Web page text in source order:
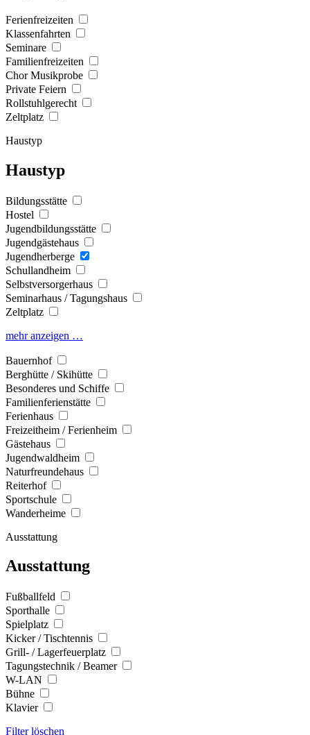
Ferienfreizeiten
Klassenfahrten
Seminare
Familienfreizeiten
Chor Musikprobe
Private Feiern
Rollstuhlgerecht
Zeltplatz
Haustyp
Haustyp
Bildungsstätte
Hostel
Jugendbildungsstätte
Jugendgästehaus
Jugendherberge
Schullandheim
Selbstversorgerhaus
Seminarhaus / Tagungshaus
Zeltplatz
mehr anzeigen …
Bauernhof
Berghütte / Skihütte
Besonderes und Schiffe
Familienferienstätte
Ferienhaus
Freizeitheim / Ferienheim
Gästehaus
Jugendwaldheim
Naturfreundehaus
Reiterhof
Sportschule
Wanderheime
Ausstattung
Ausstattung
Fußballfeld
Sporthalle
Spielplatz
Kicker / Tischtennis
Grill- / Lagerfeuerplatz
Tagungstechnik / Beamer
W-LAN
Bühne
Klavier
Filter löschen